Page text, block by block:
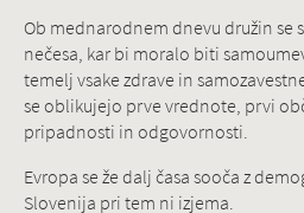
Ob mednarodnem dnevu družin se
nečesa, kar bi moralo biti
temelj vsake zdrave in
se oblikujejo prve vrednote, prvi
pripadnosti in odgovornosti.
Evropa se že dalj časa sooča z
Slovenija pri tem ni izjema.